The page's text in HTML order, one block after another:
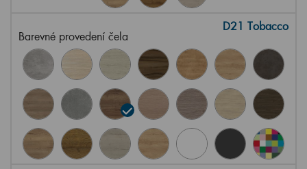
Barevné provedení čela
D21 Tobacco